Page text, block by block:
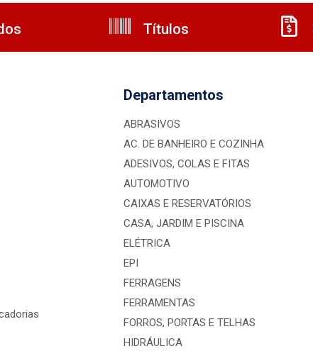
Títulos
Departamentos
ABRASIVOS
AC. DE BANHEIRO E COZINHA
ADESIVOS, COLAS E FITAS
AUTOMOTIVO
CAIXAS E RESERVATÓRIOS
CASA, JARDIM E PISCINA
ELÉTRICA
EPI
FERRAGENS
FERRAMENTAS
FORROS, PORTAS E TELHAS
HIDRÁULICA